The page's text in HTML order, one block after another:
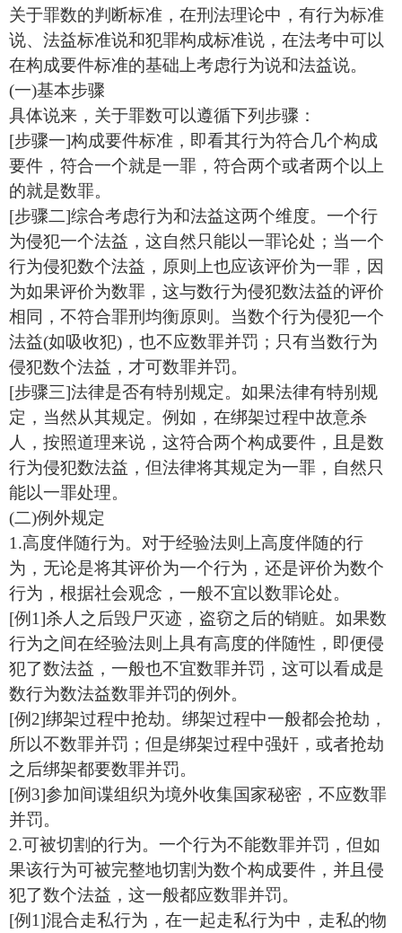
关于罪数的判断标准，在刑法理论中，有行为标准
说、法益标准说和犯罪构成标准说，在法考中可以
在构成要件标准的基础上考虑行为说和法益说。
(一)基本步骤
具体说来，关于罪数可以遵循下列步骤：
[步骤一]构成要件标准，即看其行为符合几个构成
要件，符合一个就是一罪，符合两个或者两个以上
的就是数罪。
[步骤二]综合考虑行为和法益这两个维度。一个行
为侵犯一个法益，这自然只能以一罪论处；当一个
行为侵犯数个法益，原则上也应该评价为一罪，因
为如果评价为数罪，这与数行为侵犯数法益的评价
相同，不符合罪刑均衡原则。当数个行为侵犯一个
法益(如吸收犯)，也不应数罪并罚；只有当数行为
侵犯数个法益，才可数罪并罚。
[步骤三]法律是否有特别规定。如果法律有特别规
定，当然从其规定。例如，在绑架过程中故意杀
人，按照道理来说，这符合两个构成要件，且是数
行为侵犯数法益，但法律将其规定为一罪，自然只
能以一罪处理。
(二)例外规定
1.高度伴随行为。对于经验法则上高度伴随的行
为，无论是将其评价为一个行为，还是评价为数个
行为，根据社会观念，一般不宜以数罪论处。
[例1]杀人之后毁尸灭迹，盗窃之后的销赃。如果数
行为之间在经验法则上具有高度的伴随性，即便侵
犯了数法益，一般也不宜数罪并罚，这可以看成是
数行为数法益数罪并罚的例外。
[例2]绑架过程中抢劫。绑架过程中一般都会抢劫，
所以不数罪并罚；但是绑架过程中强奸，或者抢劫
之后绑架都要数罪并罚。
[例3]参加间谍组织为境外收集国家秘密，不应数罪
并罚。
2.可被切割的行为。一个行为不能数罪并罚，但如
果该行为可被完整地切割为数个构成要件，并且侵
犯了数个法益，这一般都应数罪并罚。
[例1]混合走私行为，在一起走私行为中，走私的物